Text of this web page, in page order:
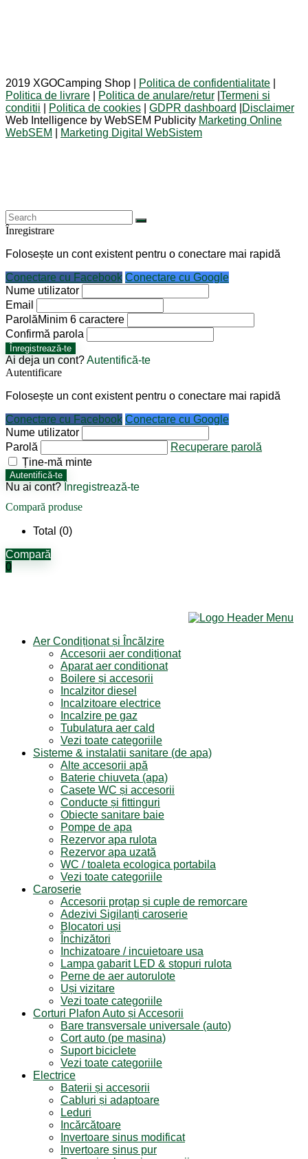
2019 XGOCamping Shop | Politica de confidentialitate
Politica de livrare
Politica de anulare/retur Termeni si
conditii
Politica de cookies GDPR dashboard
Disclaimer
Web Intelligence by WebSEM Publicity Marketing Online
WebSEM
Marketing Digital WebSistem
Înregistrare
Folosește un cont existent pentru o conectare mai rapidă
Conectare cu Facebook Conectare cu Google
Nume utilizator
Email
ParolăMinim 6 caractere
Confirmă parola
Înregistrează-te
Ai deja un cont?Autentifică-te
Autentificare
Folosește un cont existent pentru o conectare mai rapidă
Conectare cu Facebook Conectare cu Google
Nume utilizator
Parolă
Recuperare parolă
Ține-mă minte
Autentifică-te
Nu ai cont? Înregistrează-te
Compară produse
Total (0)
Compară
0
Aer Condiționat și Încălzire
Accesorii aer condiționat
Aparat aer conditionat
Boilere și accesorii
Incalzitor diesel
Incalzitoare electrice
Incalzire pe gaz
Tubulatura aer cald
Vezi toate categoriile
Sisteme & instalatii sanitare (de apa)
Alte accesorii apă
Baterie chiuveta (apa)
Casete WC și accesorii
Conducte și fittinguri
Obiecte sanitare baie
Pompe de apa
Rezervor apa rulota
Rezervor apa uzată
WC / toaleta ecologica portabila
Vezi toate categoriile
Caroserie
Accesorii proțap și cuple de remorcare
Adezivi Sigilanți caroserie
Blocatori uși
Închizători
Inchizatoare / incuietoare usa
Lampa gabarit LED & stopuri rulota
Perne de aer autorulote
Uși vizitare
Vezi toate categoriile
Corturi Plafon Auto și Accesorii
Bare transversale universale (auto)
Cort auto (pe masina)
Suport biciclete
Vezi toate categoriile
Electrice
Baterii și accesorii
Cabluri și adaptoare
Leduri
Incărcătoare
Invertoare sinus modificat
Invertoare sinus pur